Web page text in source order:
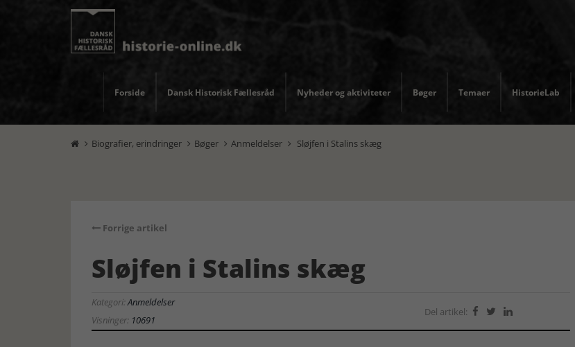
Forside Dansk Historisk Fællesråd Nyheder og aktiviteter Bøger Temaer HistorieLab
 Biografier, erindringer  Bøger  Anmeldelser  Sløjfen i Stalins skæg
Forrige artikel
Sløjfen i Stalins skæg
Kategori:Anmeldelser
Visninger: 10691
Del artikel:   